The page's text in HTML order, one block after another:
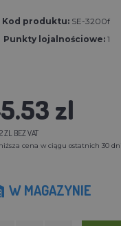
Kod produktu: SE-3200f
Punkty lojalnościowe: 1
zl
ZL BEZ VAT
cena w ciągu ostatnich 30
W MAGAZYNIE